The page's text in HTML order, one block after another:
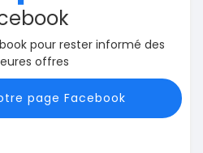
pour rester informé des
offres
page Facebook